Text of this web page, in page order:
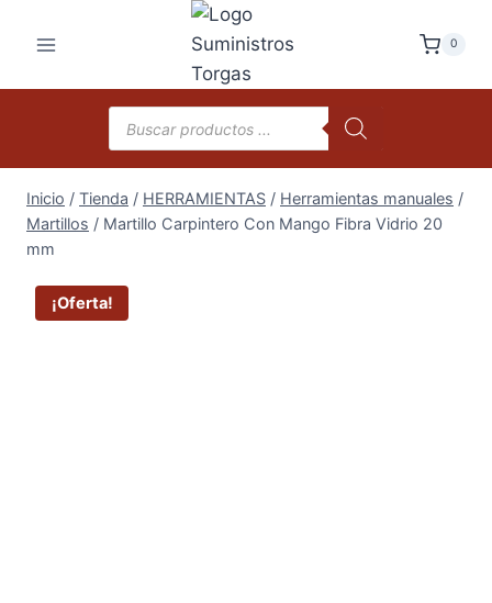
0
Búsqueda
de
productos
Inicio / Tienda / HERRAMIENTAS / Herramientas manuales /
Martillos / Martillo Carpintero Con Mango Fibra Vidrio 20
mm
¡Oferta!